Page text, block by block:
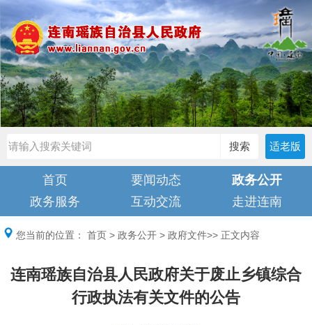
搜索 适老版
首页 要闻动态
政务公开
政务服务
互动交流 走进连南
您当前的位置： 首页 > 政务公开 > 政府文件>> 正文内容
连南瑶族自治县人民政府关于废止乡镇综合
行政执法有关文件的公告